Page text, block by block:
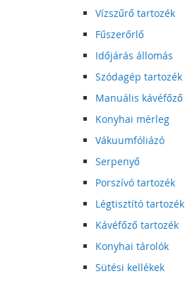
Vízszűrő tartozék
Fűszerőrlő
Időjárás állomás
Szódagép tartozék
Manuális kávéfőző
Konyhai mérleg
Vákuumfóliázó
Serpenyő
Porszívó tartozék
Légtisztító tartozék
Kávéfőző tartozék
Konyhai tárolók
Sütési kellékek